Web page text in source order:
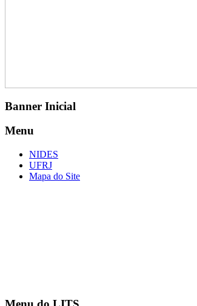
Banner Inicial
Menu
NIDES
UFRJ
Mapa do Site